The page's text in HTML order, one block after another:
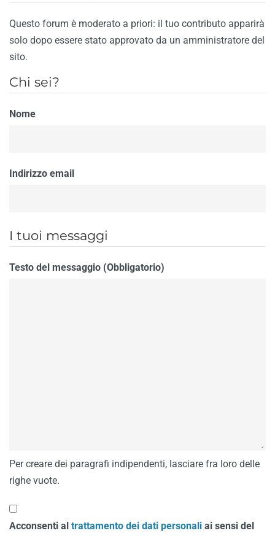
Questo forum è moderato a priori: il tuo contributo apparirà
solo dopo essere stato approvato da un amministratore del
sito.
Chi sei?
Nome
Indirizzo email
I tuoi messaggi
Testo del messaggio (Obbligatorio)
Per creare dei paragrafi indipendenti, lasciare fra loro delle
righe vuote.
Acconsenti al trattamento dei dati personali ai sensi del